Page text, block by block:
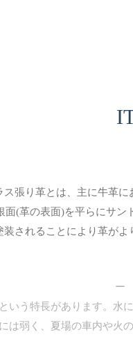
ス張り革とは、主に牛革
面(革の表面)を平らにサン
装されることにより革が
ー
いう特長があります。水
は弱く、夏場の車内や火